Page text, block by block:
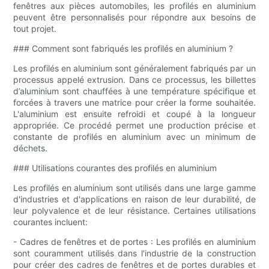
fenêtres aux pièces automobiles, les profilés en aluminium
peuvent être personnalisés pour répondre aux besoins de
tout projet.
### Comment sont fabriqués les profilés en aluminium ?
Les profilés en aluminium sont généralement fabriqués par un
processus appelé extrusion. Dans ce processus, les billettes
d’aluminium sont chauffées à une température spécifique et
forcées à travers une matrice pour créer la forme souhaitée.
L'aluminium est ensuite refroidi et coupé à la longueur
appropriée. Ce procédé permet une production précise et
constante de profilés en aluminium avec un minimum de
déchets.
### Utilisations courantes des profilés en aluminium
Les profilés en aluminium sont utilisés dans une large gamme
d'industries et d'applications en raison de leur durabilité, de
leur polyvalence et de leur résistance. Certaines utilisations
courantes incluent:
- Cadres de fenêtres et de portes : Les profilés en aluminium
sont couramment utilisés dans l'industrie de la construction
pour créer des cadres de fenêtres et de portes durables et